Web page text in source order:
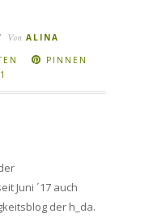
Von ALINA
PINNEN
Juni ´17 auch
der h_da.